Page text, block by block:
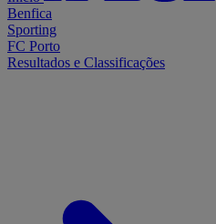
Benfica
Sporting
FC Porto
Resultados e Classificações